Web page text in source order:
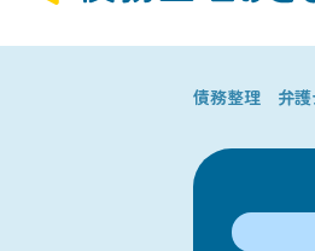
債務整理 弁護